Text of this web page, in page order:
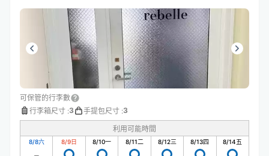
可保管的行李數
行李箱尺寸 :3 手提包尺寸 :3
利用可能時間
8/8六 8/9日 8/10一 8/11二 8/12三 8/13四 8/14五